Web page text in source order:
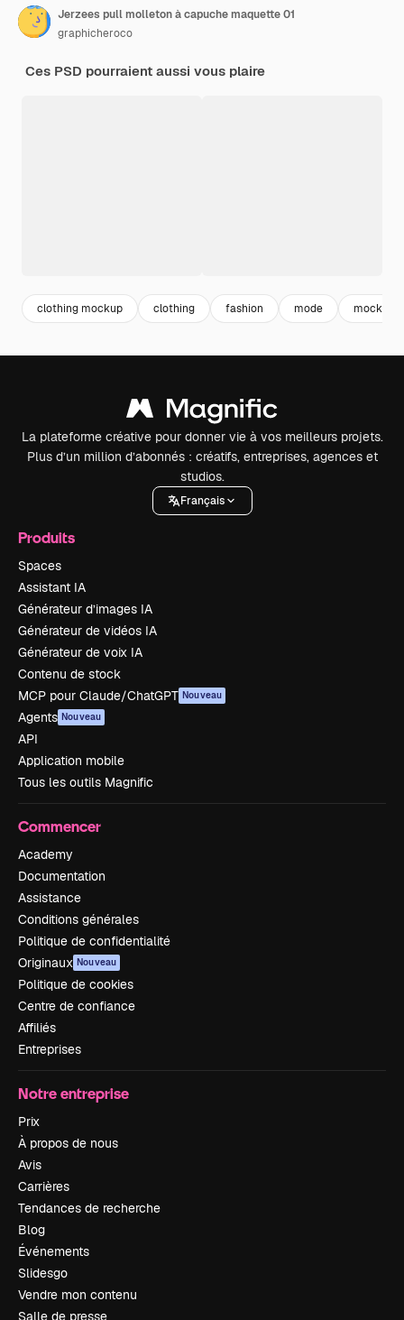
Jerzees pull molleton à capuche maquette 01
graphicheroco
Ces PSD pourraient aussi vous plaire
clothing mockup clothing fashion mode mockup
La plateforme créative pour donner vie à vos meilleurs projets.
Plus d’un million d’abonnés : créatifs, entreprises, agences et
studios.
Français
Produits
Spaces
Assistant IA
Générateur d’images IA
Générateur de vidéos IA
Générateur de voix IA
Contenu de stock
MCP pour Claude/ChatGPT Nouveau
Agents Nouveau
API
Application mobile
Tous les outils Magnific
Commencer
Academy
Documentation
Assistance
Conditions générales
Politique de confidentialité
Originaux Nouveau
Politique de cookies
Centre de confiance
Affiliés
Entreprises
Notre entreprise
Prix
À propos de nous
Avis
Carrières
Tendances de recherche
Blog
Événements
Slidesgo
Vendre mon contenu
Salle de presse